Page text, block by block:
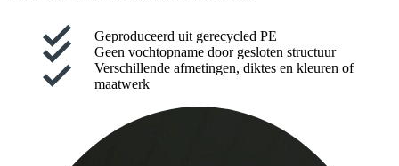
Geproduceerd uit gerecycled PE
Geen vochtopname door gesloten structuur
Verschillende afmetingen, diktes en kleuren of
maatwerk